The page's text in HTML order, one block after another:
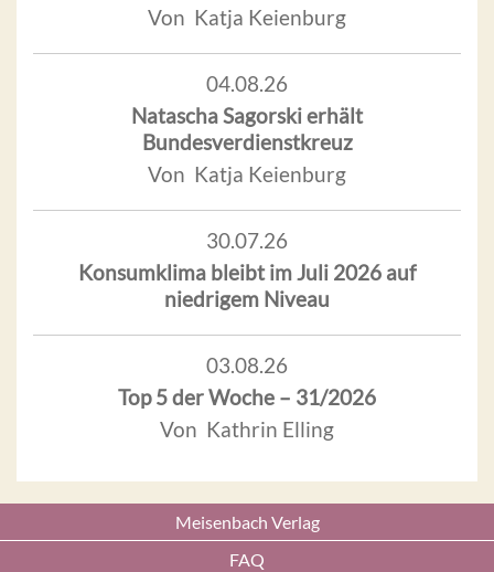
Von Katja Keienburg
04.08.26
Natascha Sagorski erhält
Bundesverdienstkreuz
Von Katja Keienburg
30.07.26
Konsumklima bleibt im Juli 2026 auf
niedrigem Niveau
03.08.26
Top 5 der Woche – 31/2026
Von Kathrin Elling
Meisenbach Verlag
FAQ